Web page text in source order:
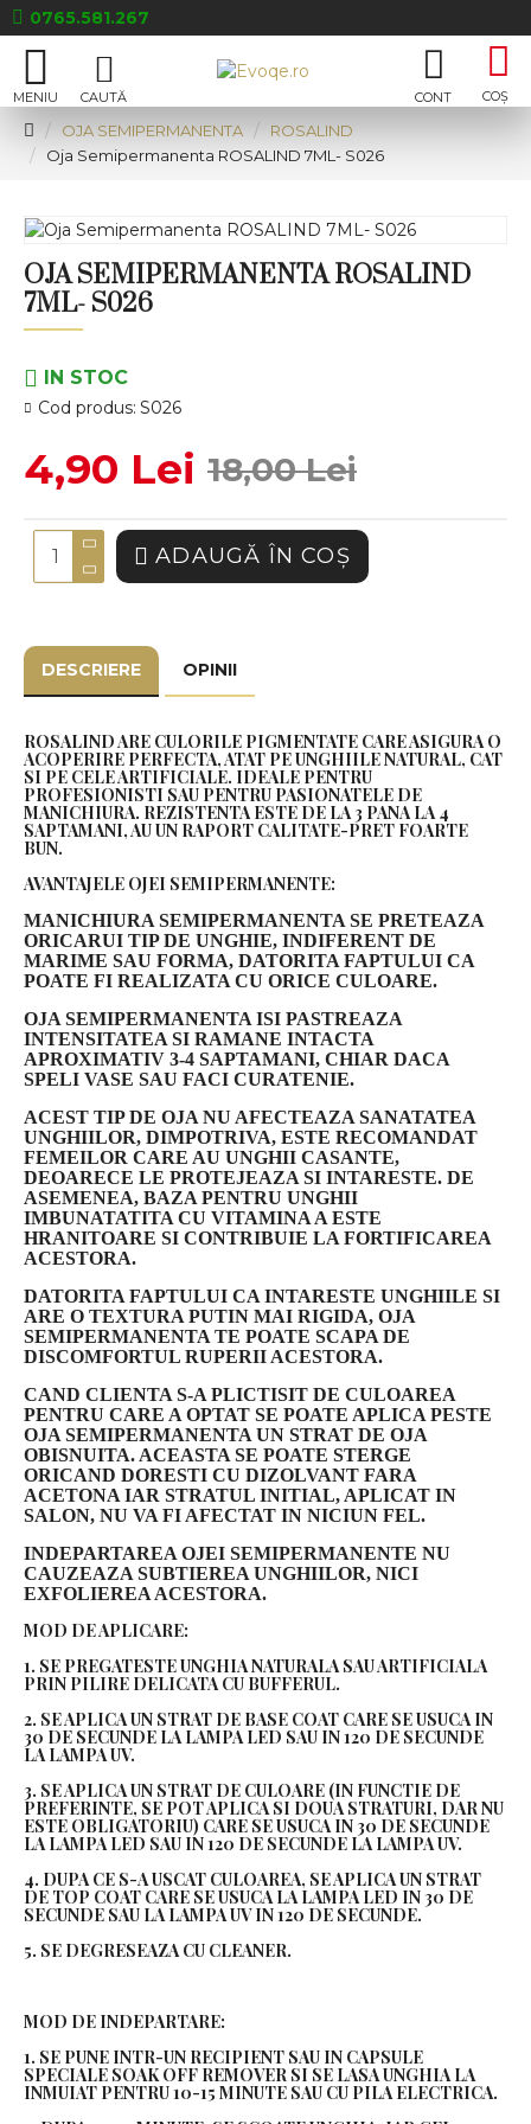
0765.581.267
OJA SEMIPERMANENTA
ROSALIND
Oja Semipermanenta ROSALIND 7ML- S026
OJA SEMIPERMANENTA ROSALIND
7ML- S026
IN STOC
Cod produs: S026
4,90 Lei 18,00 Lei
ADAUGĂ ÎN COŞ
DESCRIERE OPINII
ROSALIND ARE CULORILE PIGMENTATE CARE ASIGURA O
ACOPERIRE PERFECTA, ATAT PE UNGHIILE NATURAL, CAT
SI PE CELE ARTIFICIALE. IDEALE PENTRU
PROFESIONISTI SAU PENTRU PASIONATELE DE
MANICHIURA. REZISTENTA ESTE DE LA 3 PANA LA 4
SAPTAMANI, AU UN RAPORT CALITATE-PRET FOARTE
BUN.
AVANTAJELE OJEI SEMIPERMANENTE:
MANICHIURA SEMIPERMANENTA SE PRETEAZA
ORICARUI TIP DE UNGHIE, INDIFERENT DE
MARIME SAU FORMA, DATORITA FAPTULUI CA
POATE FI REALIZATA CU ORICE CULOARE.
OJA SEMIPERMANENTA ISI PASTREAZA
INTENSITATEA SI RAMANE INTACTA
APROXIMATIV 3-4 SAPTAMANI, CHIAR DACA
SPELI VASE SAU FACI CURATENIE.
ACEST TIP DE OJA NU AFECTEAZA SANATATEA
UNGHIILOR, DIMPOTRIVA, ESTE RECOMANDAT
FEMEILOR CARE AU UNGHII CASANTE,
DEOARECE LE PROTEJEAZA SI INTARESTE. DE
ASEMENEA, BAZA PENTRU UNGHII
IMBUNATATITA CU VITAMINA A ESTE
HRANITOARE SI CONTRIBUIE LA FORTIFICAREA
ACESTORA.
DATORITA FAPTULUI CA INTARESTE UNGHIILE SI
ARE O TEXTURA PUTIN MAI RIGIDA, OJA
SEMIPERMANENTA TE POATE SCAPA DE
DISCOMFORTUL RUPERII ACESTORA.
CAND CLIENTA S-A PLICTISIT DE CULOAREA
PENTRU CARE A OPTAT SE POATE APLICA PESTE
OJA SEMIPERMANENTA UN STRAT DE OJA
OBISNUITA. ACEASTA SE POATE STERGE
ORICAND DORESTI CU DIZOLVANT FARA
ACETONA IAR STRATUL INITIAL, APLICAT IN
SALON, NU VA FI AFECTAT IN NICIUN FEL.
INDEPARTAREA OJEI SEMIPERMANENTE NU
CAUZEAZA SUBTIEREA UNGHIILOR, NICI
EXFOLIEREA ACESTORA.
MOD DE APLICARE:
1. SE PREGATESTE UNGHIA NATURALA SAU ARTIFICIALA
PRIN PILIRE DELICATA CU BUFFERUL.
2. SE APLICA UN STRAT DE BASE COAT CARE SE USUCA IN
30 DE SECUNDE LA LAMPA LED SAU IN 120 DE SECUNDE
LA LAMPA UV.
3. SE APLICA UN STRAT DE CULOARE (IN FUNCTIE DE
PREFERINTE, SE POT APLICA SI DOUA STRATURI, DAR NU
ESTE OBLIGATORIU) CARE SE USUCA IN 30 DE SECUNDE
LA LAMPA LED SAU IN 120 DE SECUNDE LA LAMPA UV.
4. DUPA CE S-A USCAT CULOAREA, SE APLICA UN STRAT
DE TOP COAT CARE SE USUCA LA LAMPA LED IN 30 DE
SECUNDE SAU LA LAMPA UV IN 120 DE SECUNDE.
5. SE DEGRESEAZA CU CLEANER.
MOD DE INDEPARTARE:
1. SE PUNE INTR-UN RECIPIENT SAU IN CAPSULE
SPECIALE SOAK OFF REMOVER SI SE LASA UNGHIA LA
INMUIAT PENTRU 10-15 MINUTE SAU CU PILA ELECTRICA.